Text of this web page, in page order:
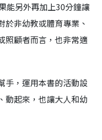
能另外再加上30分鐘讓
於非幼教或體育專業、
照顧者而言，也非常適
手，運用本書的活動設
動起來，也讓大人和幼